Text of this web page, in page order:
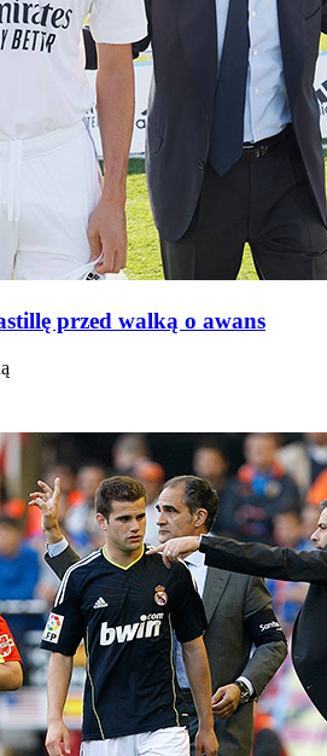
przed walką o awans